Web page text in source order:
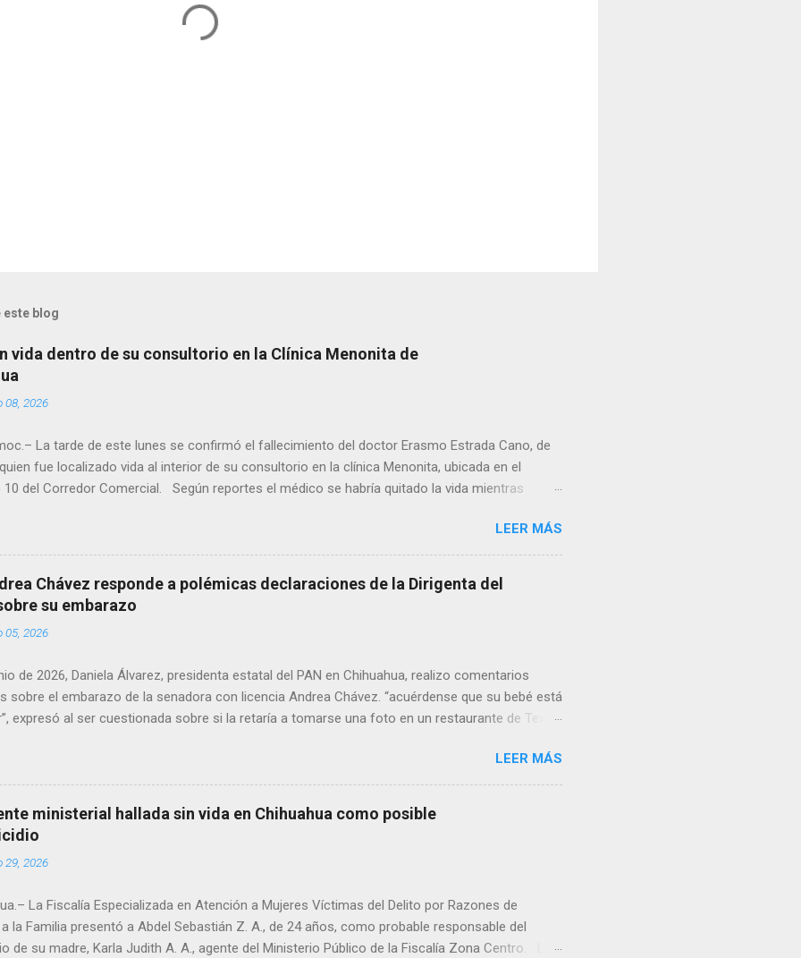
este blog
vida dentro de su consultorio en la Clínica Menonita de
08, 2026
La tarde de este lunes se confirmó el fallecimiento del doctor Erasmo Estrada Cano, de
fue localizado vida al interior de su consultorio en la clínica Menonita, ubicada en el
del Corredor Comercial. Según reportes el médico se habría quitado la vida mientras
ya sin signos vitales. Erasmo Estrada, quien se desempeñó como presidente del Club
el periodo 2023–2024, era un médico reconocido en la región.
LEER MÁS
Chávez responde a polémicas declaraciones de la Dirigenta del
su embarazo
05, 2026
de 2026, Daniela Álvarez, presidenta estatal del PAN en Chihuahua, realizo comentarios
sobre el embarazo de la senadora con licencia Andrea Chávez. “acuérdense que su bebé está
expresó al ser cuestionada sobre si la retaría a tomarse una foto en un restaurante de Texas
porque hay muchas emociones fuertes, ¿Qué tal si se le ocurre que a lo mejor en el IMSS?,
se le ocurre cruzar y luego le den un susto, y pues la criatura se adelante o algo?, yo creo que
ser cuidadosa porque los personajes de Morena, cada que cruzan, cruzan así de que, 'por
pase que pase, que pase', todos están bajo esa amenaza justamente por los vínculos y las
polémicas al trasladar la confrontación política h...
LEER MÁS
ministerial hallada sin vida en Chihuahua como posible
29, 2026
La Fiscalía Especializada en Atención a Mujeres Víctimas del Delito por Razones de
la Familia presentó a Abdel Sebastián Z. A., de 24 años, como probable responsable del
de su madre, Karla Judith A. A., agente del Ministerio Público de la Fiscalía Zona Centro. La